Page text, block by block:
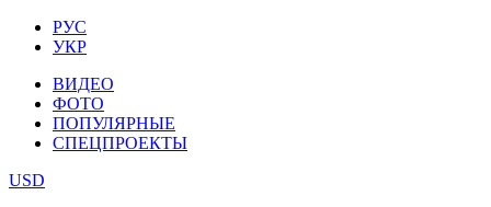
РУС
УКР
ВИДЕО
ФОТО
ПОПУЛЯРНЫЕ
СПЕЦПРОЕКТЫ
USD